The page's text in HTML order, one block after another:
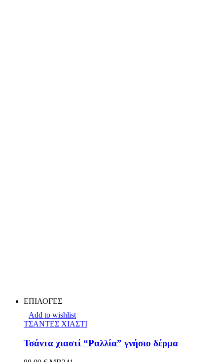
ΕΠΙΛΟΓΕΣ
Add to wishlist
ΤΣΑΝΤΕΣ ΧΙΑΣΤΙ
Τσάντα χιαστί “Ραλλία” γνήσιο δέρμα